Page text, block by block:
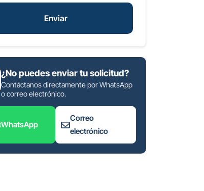
Enviar
¿No puedes enviar tu solicitud?
Contáctanos directamente por WhatsApp
o correo electrónico.
WhatsApp
Correo
electrónico